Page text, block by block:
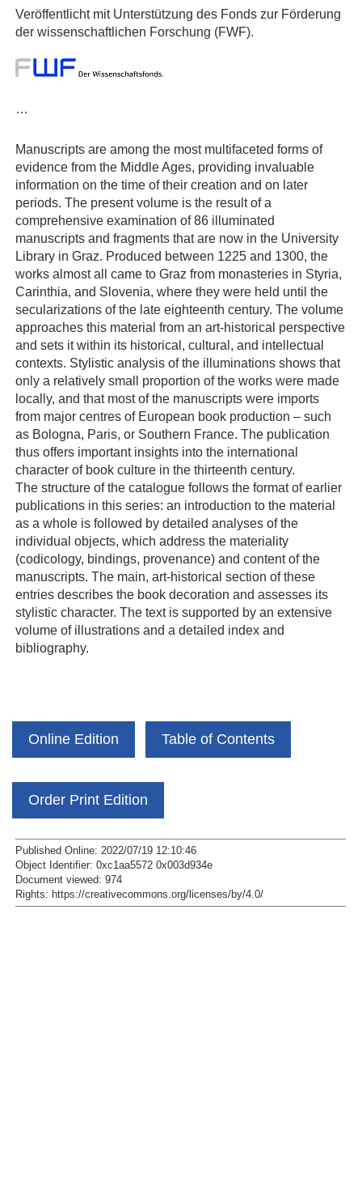
Veröffentlicht mit Unterstützung des Fonds zur Förderung
der wissenschaftlichen Forschung (FWF).
…
Manuscripts are among the most multifaceted forms of
evidence from the Middle Ages, providing invaluable
information on the time of their creation and on later
periods. The present volume is the result of a
comprehensive examination of 86 illuminated
manuscripts and fragments that are now in the University
Library in Graz. Produced between 1225 and 1300, the
works almost all came to Graz from monasteries in Styria,
Carinthia, and Slovenia, where they were held until the
secularizations of the late eighteenth century. The volume
approaches this material from an art-historical perspective
and sets it within its historical, cultural, and intellectual
contexts. Stylistic analysis of the illuminations shows that
only a relatively small proportion of the works were made
locally, and that most of the manuscripts were imports
from major centres of European book production – such
as Bologna, Paris, or Southern France. The publication
thus offers important insights into the international
character of book culture in the thirteenth century.
The structure of the catalogue follows the format of earlier
publications in this series: an introduction to the material
as a whole is followed by detailed analyses of the
individual objects, which address the materiality
(codicology, bindings, provenance) and content of the
manuscripts. The main, art-historical section of these
entries describes the book decoration and assesses its
stylistic character. The text is supported by an extensive
volume of illustrations and a detailed index and
bibliography.
Online Edition Table of Contents
Order Print Edition
Published Online: 2022/07/19 12:10:46
Object Identifier: 0xc1aa5572 0x003d934e
Document viewed: 974
Rights: https://creativecommons.org/licenses/by/4.0/